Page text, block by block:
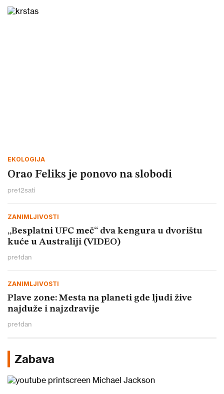
EKOLOGIJA
Orao Feliks je ponovo na slobodi
pre12sati
ZANIMLJIVOSTI
„Besplatni UFC meč“ dva kengura u dvorištu
kuće u Australiji (VIDEO)
pre1dan
ZANIMLJIVOSTI
Plave zone: Mesta na planeti gde ljudi žive
najduže i najzdravije
pre1dan
Zabava